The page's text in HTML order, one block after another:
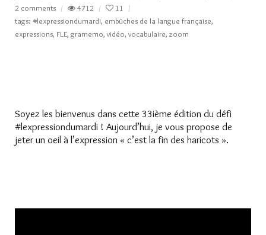
2 comments
4712
11
tags: #lexpressiondumardi, embûches de la langue française,
expressions, FLE, gramemo,vidéo,vocabulaire, zoom
Soyez les bienvenus dans cette 33ième édition du défi
#lexpressiondumardi ! Aujourd’hui, je vous propose de
jeter un oeil à l’expression « c’est la fin des haricots ».